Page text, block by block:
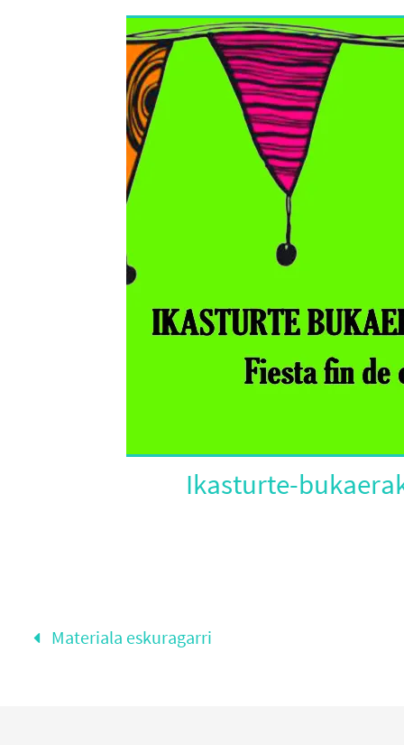
Ikasturte-
Materiala eskuragarri